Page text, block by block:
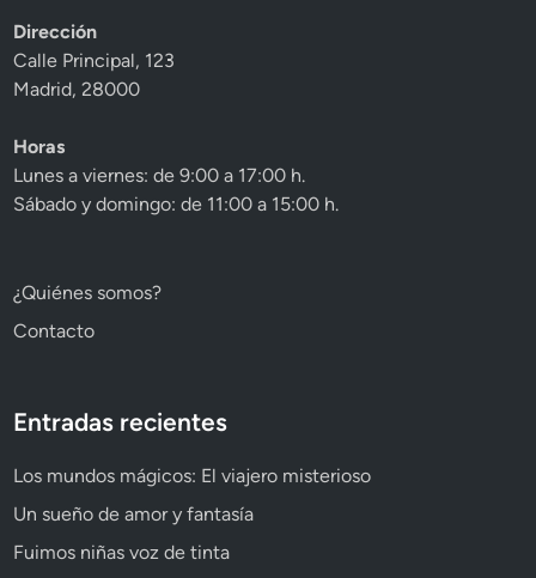
Dirección
Calle Principal, 123
Madrid, 28000
Horas
Lunes a viernes: de 9:00 a 17:00 h.
Sábado y domingo: de 11:00 a 15:00 h.
¿Quiénes somos?
Contacto
Entradas recientes
Los mundos mágicos: El viajero misterioso
Un sueño de amor y fantasía
Fuimos niñas voz de tinta